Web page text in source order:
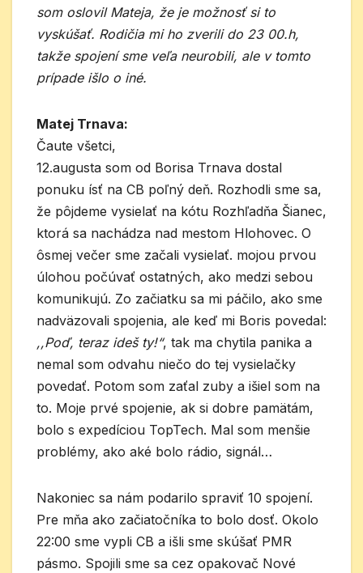
som oslovil Mateja, že je možnosť si to
vyskúšať. Rodičia mi ho zverili do 23 00.h,
takže spojení sme veľa neurobili, ale v tomto
prípade išlo o iné.
Matej Trnava:
Čaute všetci,
12.augusta som od Borisa Trnava dostal
ponuku ísť na CB poľný deň. Rozhodli sme sa,
že pôjdeme vysielať na kótu Rozhľadňa Šianec,
ktorá sa nachádza nad mestom Hlohovec. O
ôsmej večer sme začali vysielať. mojou prvou
úlohou počúvať ostatných, ako medzi sebou
komunikujú. Zo začiatku sa mi páčilo, ako sme
nadväzovali spojenia, ale keď mi Boris povedal:
,,Poď, teraz ideš ty!“, tak ma chytila panika a
nemal som odvahu niečo do tej vysielačky
povedať. Potom som zaťal zuby a išiel som na
to. Moje prvé spojenie, ak si dobre pamätám,
bolo s expedíciou TopTech. Mal som menšie
problémy, ako aké bolo rádio, signál…
Nakoniec sa nám podarilo spraviť 10 spojení.
Pre mňa ako začiatočníka to bolo dosť. Okolo
22:00 sme vypli CB a išli sme skúšať PMR
pásmo. Spojili sme sa cez opakovač Nové